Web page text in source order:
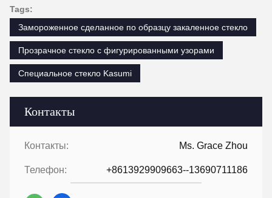
Контакты
Контакты: Ms. Grace Zhou
Телефон: +8613929909663--13690711186
Tags:
Замороженное сделанное по образцу закаленное стекло
Прозрачное стекло с фигурированными узорами
Специальное стекло Kasumi